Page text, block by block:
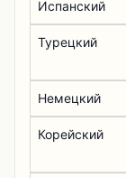
Испанский
Турецкий
Немецкий
Корейский